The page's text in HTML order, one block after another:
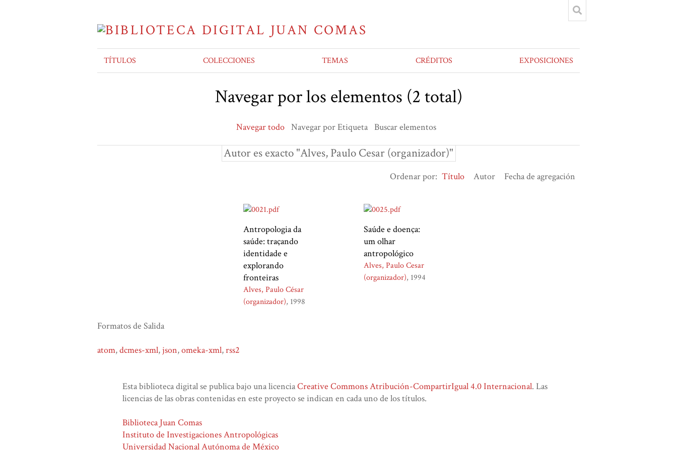
TÍTULOS COLECCIONES TEMAS CRÉDITOS EXPOSICIONES
Navegar por los elementos (2 total)
Navegar todo Navegar por Etiqueta Buscar elementos
Autor es exacto "Alves, Paulo Cesar (organizador)"
Ordenar por: Título Autor Fecha de agregación
Antropologia da
saúde: traçando
identidade e
explorando
fronteiras
Alves, Paulo César
(organizador) 1998
Saúde e doença:
um olhar
antropológico
Alves, Paulo Cesar
(organizador) 1994
Formatos de Salida
atom,dcmes-xml, json,omeka-xml,rss2
Esta biblioteca digital se publica bajo una licenciaCreative Commons Atribución-CompartirIgual 4.0 Internacional. Las
licencias de las obras contenidas en este proyecto se indican en cada uno de los títulos.
Biblioteca Juan Comas
Instituto de Investigaciones Antropológicas
Universidad Nacional Autónoma de México